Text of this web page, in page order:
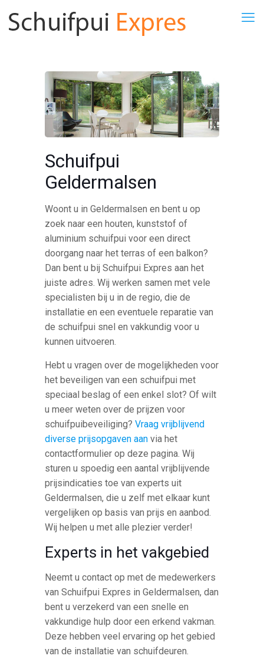
Schuifpui
Geldermalsen
Woont u in Geldermalsen en bent u op
zoek naar een houten, kunststof of
aluminium schuifpui voor een direct
doorgang naar het terras of een balkon?
Dan bent u bij Schuifpui Expres aan het
juiste adres. Wij werken samen met vele
specialisten bij u in de regio, die de
installatie en een eventuele reparatie van
de schuifpui snel en vakkundig voor u
kunnen uitvoeren.
Hebt u vragen over de mogelijkheden voor
het beveiligen van een schuifpui met
speciaal beslag of een enkel slot? Of wilt
u meer weten over de prijzen voor
schuifpuibeveiliging?Vraag vrijblijvend
diverse prijsopgaven aan via het
contactformulier op deze pagina. Wij
sturen u spoedig een aantal vrijblijvende
prijsindicaties toe van experts uit
Geldermalsen, die u zelf met elkaar kunt
vergelijken op basis van prijs en aanbod.
Wij helpen u met alle plezier verder!
Experts in het vakgebied
Neemt u contact op met de medewerkers
van Schuifpui Expres in Geldermalsen, dan
bent u verzekerd van een snelle en
vakkundige hulp door een erkend vakman.
Deze hebben veel ervaring op het gebied
van de installatie van schuifdeuren.